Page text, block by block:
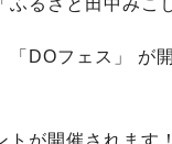
ふるさと田中みこ
「DOフェス」 が
トが開催されます